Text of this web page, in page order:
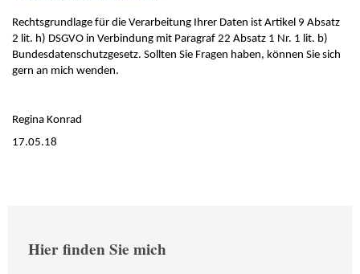
Rechtsgrundlage für die Verarbeitung Ihrer Daten ist Artikel 9 Absatz
2 lit. h) DSGVO in Verbindung mit Paragraf 22 Absatz 1 Nr. 1 lit. b)
Bundesdatenschutzgesetz. Sollten Sie Fragen haben, können Sie sich
gern an mich wenden.
Regina Konrad
17.05.18
Hier finden Sie mich